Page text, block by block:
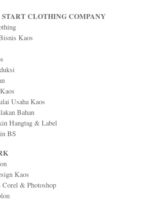
START CLOTHING COMPANY
Kaos
Usaha Kaos
Bahan
Hangtag & Label
BS
Kaos
Corel & Photoshop